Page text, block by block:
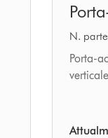
N.
Porta-